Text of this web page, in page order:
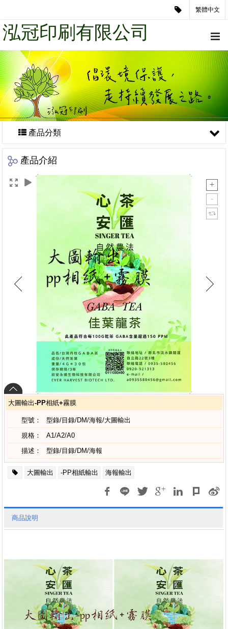
繁體中文
泓冠印刷有限公司
產品分類
產品介紹
大圖輸出-PP相紙+霧膜
型號：
型錄/目錄/DM/海報/大圖輸出
規格：
A1/A2/A0
描述：
型錄/目錄/DM/海報
大圖輸出 -PP相紙輸出 海報輸出
商品說明